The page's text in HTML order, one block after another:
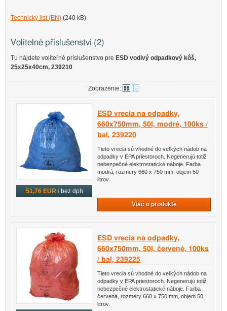
Technický list (EN) (240 kB)
Volitelné příslušenství (2)
Tu nájdete voliteľné príslušenstvo pre ESD vodivý odpadkový kôš,
25x25x40cm, 239210
Zobrazenie:
51,76 EUR / bez dph
ESD vrecia na odpadky,
660x750mm, 50l, modré, 100ks /
bal, 239220
Tieto vrecia sú vhodné do veľkých nádob na
odpadky v EPA priestoroch. Negenerujú totiž
nebezpečné elektrostatické náboje. Farba
modrá, rozmery 660 x 750 mm, objem 50
litrov.
Viac o produkte
ESD vrecia na odpadky,
660x750mm, 50l, červené, 100ks
/ bal, 239225
Tieto vrecia sú vhodné do veľkých nádob na
odpadky v EPA priestoroch. Negenerujú totiž
nebezpečné elektrostatické náboje. Farba
červená, rozmery 660 x 750 mm, objem 50
litrov.